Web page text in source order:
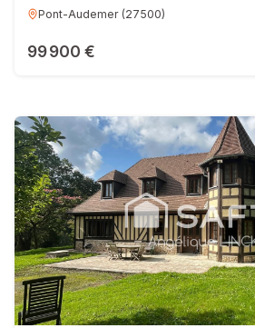
Pont-Audemer (27500)
99 900 €